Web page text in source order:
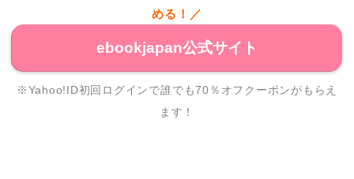
める！／
ebookjapan公式サイト
※Yahoo!ID初回ログインで誰でも70％オフクーポンがもらえ
ます！